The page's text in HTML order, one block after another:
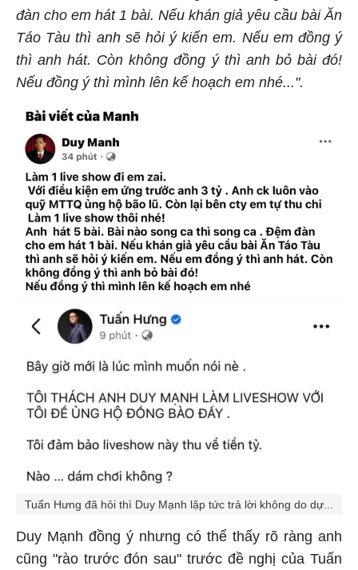
đàn cho em hát 1 bài. Nếu khán giả yêu cầu bài Ăn
Táo Tàu thì anh sẽ hỏi ý kiến em. Nếu em đồng ý
thì anh hát. Còn không đồng ý thì anh bỏ bài đó!
Nếu đồng ý thì mình lên kế hoạch em nhé...".
Tuấn Hưng đã hỏi thì Duy Mạnh lập tức trả lời không do dự...
Duy Mạnh đồng ý nhưng có thể thấy rõ ràng anh
cũng "rào trước đón sau" trước đề nghị của Tuấn